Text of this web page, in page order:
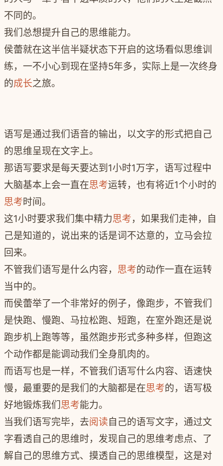
不同的。
我们总想提升自己的思维能力。
侯蕾就在这半信半疑状态下开启的这场看似思维训
练，一不小心到现在坚持5年多，实际上是一次终身
的成长之旅。
语写是通过我们语音的输出，以文字的形式把自己
的思维呈现在文字上。
那语写要求是每天要达到1小时1万字，语写过程中
大脑基本上会一直在思考运转，也有将近1个小时的
思考时间。
这1小时要求我们集中精力思考，如果我们走神，自
己是知道的，说出来的话是词不达意的，立马会拉
回来。
不管我们语写是什么内容， 思考的动作一直在运转
当中的。
而侯蕾举了一个非常好的例子，像跑步，不管我们
是快跑、慢跑、马拉松跑、短跑，在室外跑还是说
跑步机上跑等等，虽然跑步形式多种多样，但跑这
个动作都是能调动我们全身肌肉的。
而语写也是一样，不管我们语写什么内容、语速快
慢，最重要的是我们的大脑都是在思考的，语写极
好地锻炼我们思考能力。
当我们语写完毕，去阅读自己的语写文字，通过文
字看透自己的思维时，发现自己的思维考虑点、了
解自己的思维方式、摸透自己的思维模型，这是对